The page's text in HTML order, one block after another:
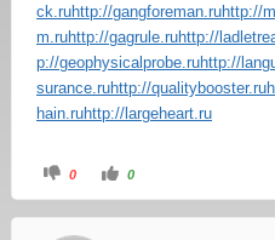
ck.ruhttp://gangforeman.ruhttp://
m.ruhttp://gagrule.ruhttp://
p://geophysicalprobe.ruhttp://
surance.ruhttp://qualitybooster.ru
hain.ruhttp://largeheart.ru
0 0